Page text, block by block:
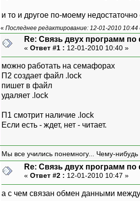
и то и другое по-моему
« Последнее редактирование: 12-01-2010
Re: Связь двух программ
« Ответ #1 : 12-01-2010 10:40 »
можно работать на семафорах
П2 создает файл .lock
пишет в файл
удаляет .lock
П1 смотрит наличие .lock
Если есть - ждет, нет - читает.
Мы все учились понемногу... Чему-нибудь
Re: Связь двух программ
« Ответ #2 : 12-01-2010 10:47 »
а с чем связан обмен данными